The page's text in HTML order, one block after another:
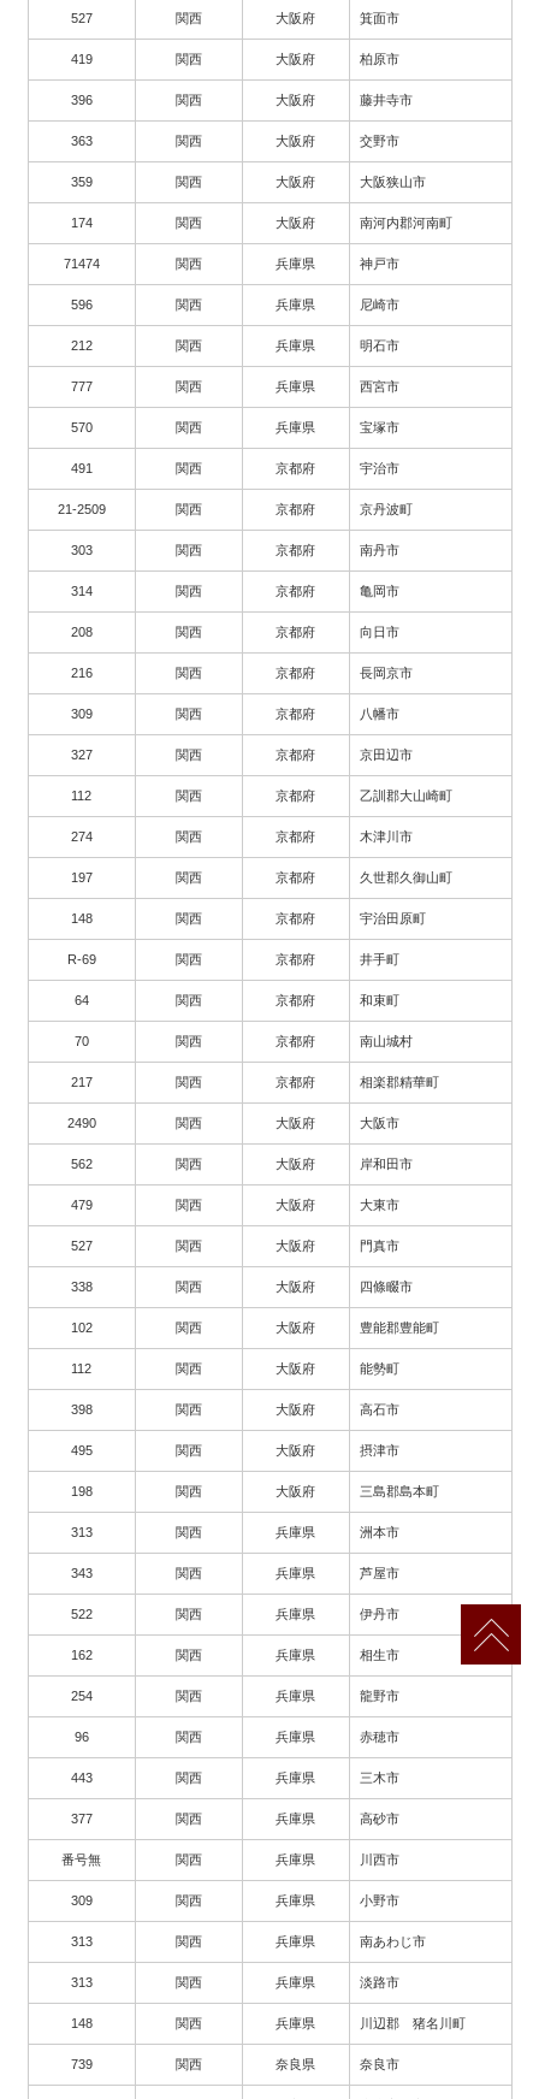
527 関西 大阪府 箕面市
419 関西 大阪府 柏原市
396 関西 大阪府 藤井寺市
363 関西 大阪府 交野市
359 関西 大阪府 大阪狭山市
174 関西 大阪府 南河内郡河南町
71474 関西 兵庫県 神戸市
596 関西 兵庫県 尼崎市
212 関西 兵庫県 明石市
777 関西 兵庫県 西宮市
570 関西 兵庫県 宝塚市
491 関西 京都府 宇治市
21-2509 関西 京都府 京丹波町
303 関西 京都府 南丹市
314 関西 京都府 亀岡市
208 関西 京都府 向日市
216 関西 京都府 長岡京市
309 関西 京都府 八幡市
327 関西 京都府 京田辺市
112 関西 京都府 乙訓郡大山崎町
274 関西 京都府 木津川市
197 関西 京都府 久世郡久御山町
148 関西 京都府 宇治田原町
R-69 関西 京都府 井手町
64 関西 京都府 和束町
70 関西 京都府 南山城村
217 関西 京都府 相楽郡精華町
2490 関西 大阪府 大阪市
562 関西 大阪府 岸和田市
479 関西 大阪府 大東市
527 関西 大阪府 門真市
338 関西 大阪府 四條畷市
102 関西 大阪府 豊能郡豊能町
112 関西 大阪府 能勢町
398 関西 大阪府 高石市
495 関西 大阪府 摂津市
198 関西 大阪府 三島郡島本町
313 関西 兵庫県 洲本市
343 関西 兵庫県 芦屋市
522 関西 兵庫県 伊丹市
162 関西 兵庫県 相生市
254 関西 兵庫県 龍野市
96 関西 兵庫県 赤穂市
443 関西 兵庫県 三木市
377 関西 兵庫県 高砂市
番号無 関西 兵庫県 川西市
309 関西 兵庫県 小野市
313 関西 兵庫県 南あわじ市
313 関西 兵庫県 淡路市
148 関西 兵庫県 川辺郡 猪名川町
739 関西 奈良県 奈良市